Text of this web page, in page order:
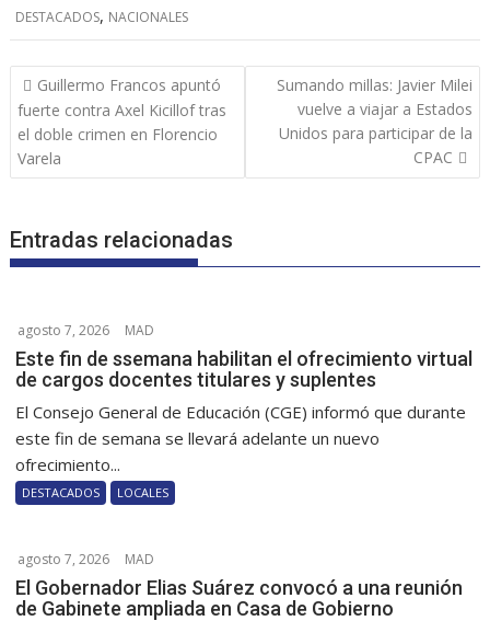
DESTACADOS, NACIONALES
Navegación
de
entradas
Guillermo Francos apuntó
fuerte contra Axel Kicillof tras
el doble crimen en Florencio
Varela
Sumando millas: Javier Milei
vuelve a viajar a Estados
Unidos para participar de la
CPAC
Entradas relacionadas
agosto 7, 2026 MAD
Este fin de ssemana habilitan el ofrecimiento virtual
de cargos docentes titulares y suplentes
El Consejo General de Educación (CGE) informó que durante
este fin de semana se llevará adelante un nuevo
ofrecimiento...
DESTACADOS LOCALES
agosto 7, 2026 MAD
El Gobernador Elias Suárez convocó a una reunión
de Gabinete ampliada en Casa de Gobierno